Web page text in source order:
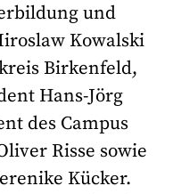
und
Kowalski
Birkenfeld,
Hans-Jörg
des Campus
Risse sowie
Kücker.